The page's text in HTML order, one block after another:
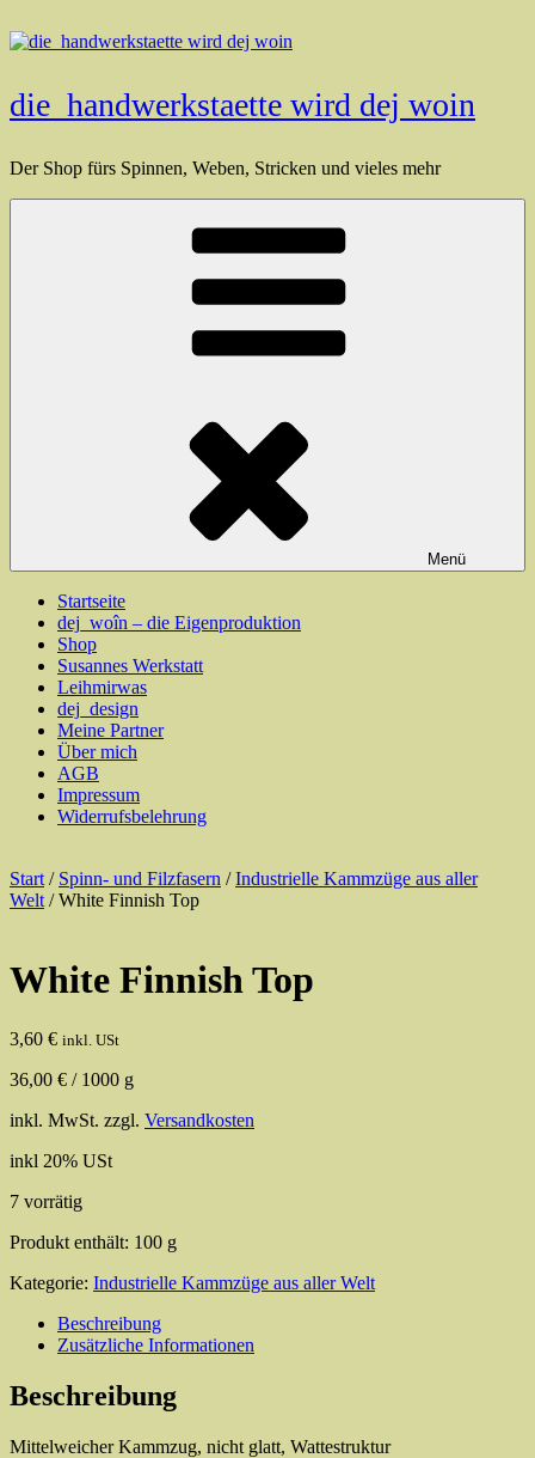
Inhalt
die_handwerkstaette wird dej woin
Der Shop fürs Spinnen, Weben, Stricken und vieles mehr
Menü
Startseite
dej_woîn – die Eigenproduktion
Shop
Susannes Werkstatt
Leihmirwas
dej_design
Meine Partner
Über mich
AGB
Impressum
Widerrufsbelehrung
Start / Spinn- und Filzfasern /Industrielle Kammzüge aus aller
Welt / White Finnish Top
White Finnish Top
3,60 € inkl. USt
36,00 € / 1000 g
inkl. MwSt. zzgl. Versandkosten
inkl 20% USt
7 vorrätig
Produkt enthält: 100 g
Kategorie: Industrielle Kammzüge aus aller Welt
Beschreibung
Zusätzliche Informationen
Beschreibung
Mittelweicher Kammzug, nicht glatt, Wattestruktur